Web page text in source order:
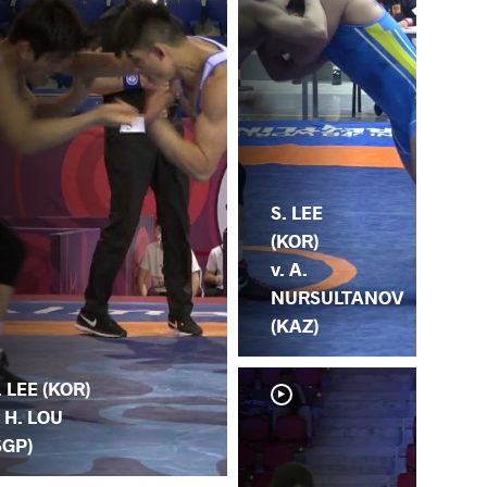
LEE (KOR)
H. LOU
S. LEE
(KOR)
v. A.
NURSULTANOV
(KAZ)